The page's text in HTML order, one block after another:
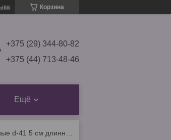
Корзина
+375 (29) 344-80-82
+375 (44) 713-48-46
Ещё